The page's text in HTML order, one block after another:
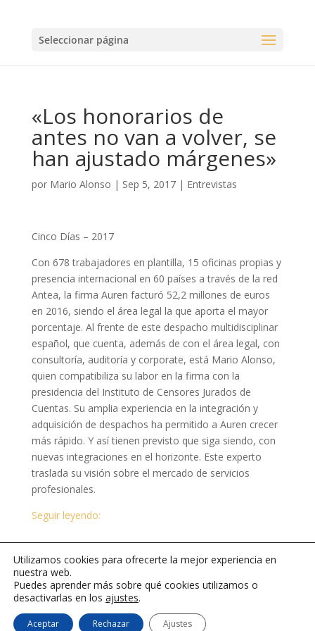
Seleccionar página
«Los honorarios de
antes no van a volver, se
han ajustado márgenes»
por Mario Alonso | Sep 5, 2017| Entrevistas
Cinco Días – 2017
Con 678 trabajadores en plantilla, 15 oficinas propias y
presencia internacional en 60 países a través de la red
Antea, la firma Auren facturó 52,2 millones de euros
en 2016, siendo el área legal la que aporta el mayor
porcentaje. Al frente de este despacho multidisciplinar
español, que cuenta, además de con el área legal, con
consultoría, auditoría y corporate, está Mario Alonso,
quien compatibiliza su labor en la firma con la
presidencia del Instituto de Censores Jurados de
Cuentas. Su amplia experiencia en la integración y
adquisición de despachos ha permitido a Auren crecer
más rápido. Y así tienen previsto que siga siendo, con
nuevas integraciones en el horizonte. Este experto
traslada su visión sobre el mercado de servicios
profesionales.
Seguir leyendo:
© 2026 El blog de Mario Alonso Ayala
Utilizamos cookies para ofrecerte la mejor experiencia en
nuestra web.
Puedes aprender más sobre qué cookies utilizamos o
desactivarlas en los ajustes.
Aceptar Rechazar Ajustes